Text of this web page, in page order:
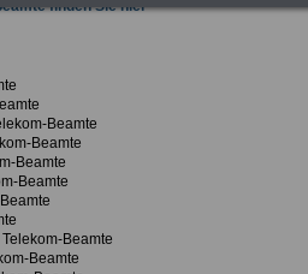
finden Sie hier
Beamte
Beamte
Beamte
Beamte
Beamte
Beamte